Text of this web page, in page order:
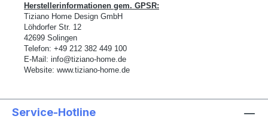
Herstellerinformationen gem. GPSR:
Tiziano Home Design GmbH
öhdorfer Str. 12
42699 Solingen
Telefon: +49 212 382 449 100
E-Mail: info@tiziano-home.de
Website: www.tiziano-home.de
Service-Hotline